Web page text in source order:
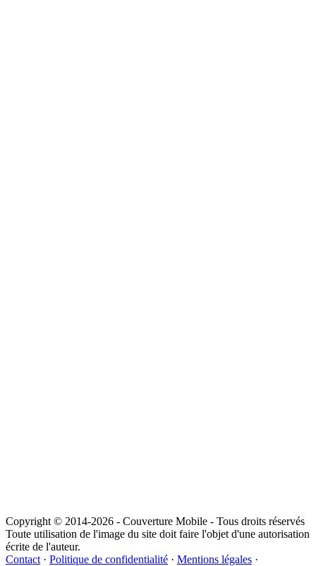
Copyright © 2014-2026 - Couverture Mobile - Tous droits réservés
Toute utilisation de l'image du site doit faire l'objet d'une autorisation
écrite de l'auteur.
Contact · Politique de confidentialité · Mentions légales ·